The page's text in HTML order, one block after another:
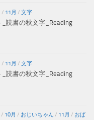
/ 11月 / 文字
読書の秋文字_Reading
/ 11月 / 文字
読書の秋文字_Reading
/ 10月 / おじいちゃん / 11月 / おば